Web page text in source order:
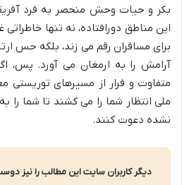
بکر و حیات وحش منحصر به فرد
این مناطق دورافتاده، نه تنها
برای مسافران رقم می زند، بلکه حس
آرامش را به ارمغان می آورد. پس،
متفاوت و فرار از مسیرهای توریستی
ملی انتظار شما را می کشند تا شما را
نشده دعوت کنند.
دیگر کاربران سایت این مطالب را نیز